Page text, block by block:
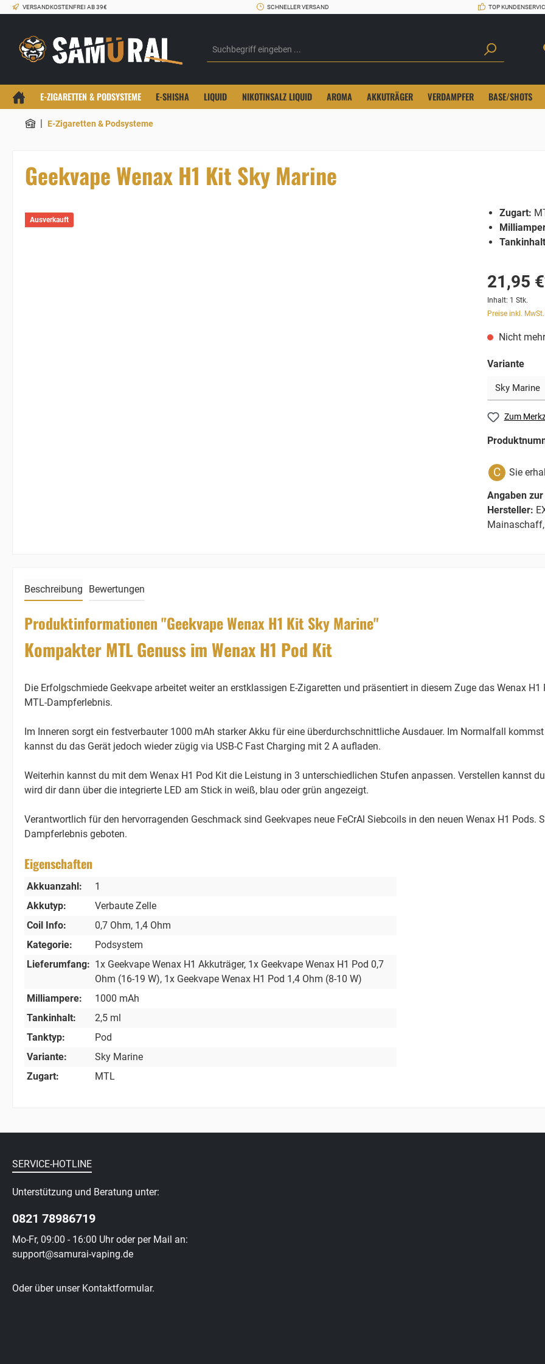
VERSANDKOSTENFREI AB 39€ SCHNELLER VERSAND TOP
E-ZIGARETTEN & PODSYSTEME E-SHISHA LIQUID NIKOTINSALZ LIQUID AROMA AKKUTRÄGER VERDAMPFER BASE/SHOTS
| E-Zigaretten & Podsysteme
Geekvape Wenax H1 Kit Sky Marine
Ausverkauft
Zugart:
21,95
Inhalt: 1 Stk.
Preise inkl.
Nicht
Variante
Zum
C Sie
Angaben
Hersteller:
Beschreibung Bewertungen
Produktinformationen "Geekvape Wenax H1 Kit Sky Marine"
Kompakter MTL Genuss im Wenax H1 Pod Kit
Die Erfolgschmiede Geekvape arbeitet weiter an erstklassigen E-Zigaretten und präsentiert in diesem Zuge das Wenax
MTL-Dampferlebnis.
Im Inneren sorgt ein festverbauter 1000 mAh starker Akku für eine überdurchschnittliche Ausdauer. Im Normalfall
kannst du das Gerät jedoch wieder zügig via USB-C Fast Charging mit 2 A aufladen.
Weiterhin kannst du mit dem Wenax H1 Pod Kit die Leistung in 3 unterschiedlichen Stufen anpassen. Verstellen kannst
wird dir dann über die integrierte LED am Stick in weiß, blau oder grün angezeigt.
Verantwortlich für den hervorragenden Geschmack sind Geekvapes neue FeCrAl Siebcoils in den neuen Wenax H1
Dampferlebnis geboten.
Eigenschaften
Akkuanzahl:
1
Akkutyp:
Verbaute Zelle
Coil Info:
0,7 Ohm, 1,4 Ohm
Kategorie:
Podsystem
Lieferumfang: 1x Geekvape Wenax H1 Akkuträger, 1x Geekvape Wenax H1 Pod 0,7
Ohm (16-19 W), 1x Geekvape Wenax H1 Pod 1,4 Ohm (8-10 W)
Milliampere:
1000 mAh
Tankinhalt:
2,5 ml
Tanktyp:
Pod
Variante:
Sky Marine
Zugart:
MTL
SERVICE-HOTLINE
Unterstützung und Beratung unter:
0821 78986719
Mo-Fr, 09:00 - 16:00 Uhr oder per Mail an:
support@samurai-vaping.de
Oder über unser Kontaktformular.